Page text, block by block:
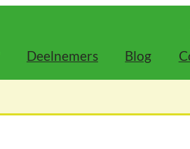
Deelnemers Blog